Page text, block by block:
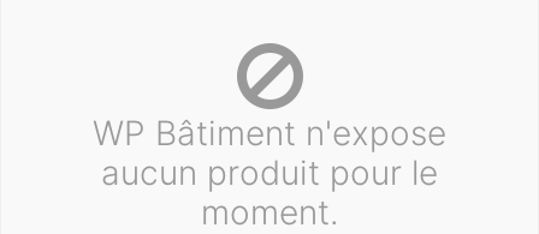
WP Bâtiment n'expose
aucun produit pour le
moment.